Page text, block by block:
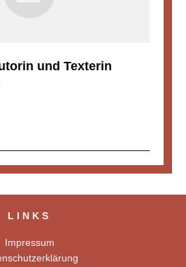
und Texterin
LINKS
Impressum